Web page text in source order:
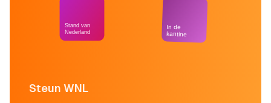
Steun WNL
Stand van
Nederland
In de
kantine